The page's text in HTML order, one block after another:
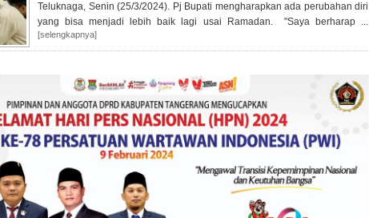
Teluknaga, Senin (25/3/2024). Pj Bupati mengharapkan ada perubahan diri
yang bisa menjadi lebih baik lagi usai Ramadan. "Saya berharap ...
[selengkapnya]